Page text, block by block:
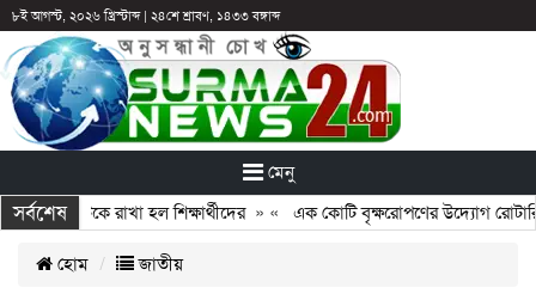
৮ই আগস্ট, ২০২৬ খ্রিস্টাব্দ| ২৪শে শ্রাবণ, ১৪৩৩ বঙ্গাব্দ
মেনু
সর্বশেষ
আটকে রাখা হল শিক্ষার্থীদের» «এক কোটি বৃক্ষরোপণের উদ্যোগ রোটারি
হোম জাতীয়